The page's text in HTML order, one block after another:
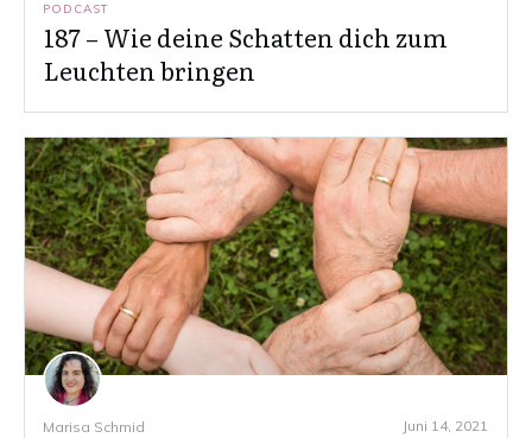
PODCAST
187 – Wie deine Schatten dich zum
Leuchten bringen
Marisa Schmid Juni 14, 2021